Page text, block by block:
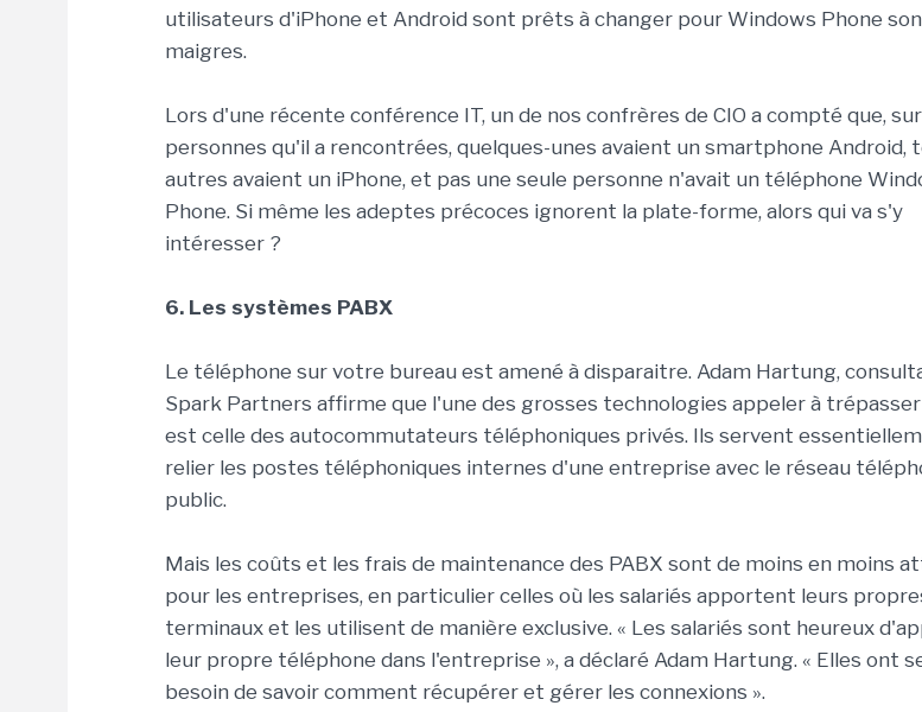
utilisateurs d'iPhone et Android sont prêts à changer pour Windows Phone
maigres.
Lors d'une récente conférence IT, un de nos confrères de CIO a compté que,
personnes qu'il a rencontrées, quelques-unes avaient un smartphone Android,
autres avaient un iPhone, et pas une seule personne n'avait un téléphone
Phone. Si même les adeptes précoces ignorent la plate-forme, alors qui va s'y
intéresser ?
6. Les systèmes PABX
Le téléphone sur votre bureau est amené à disparaitre. Adam Hartung,
Spark Partners affirme que l'une des grosses technologies appeler à trépasser
est celle des autocommutateurs téléphoniques privés. Ils servent
relier les postes téléphoniques internes d'une entreprise avec le réseau
public.
Mais les coûts et les frais de maintenance des PABX sont de moins en moins
pour les entreprises, en particulier celles où les salariés apportent leurs
terminaux et les utilisent de manière exclusive. « Les salariés sont heureux
leur propre téléphone dans l'entreprise », a déclaré Adam Hartung. « Elles ont
besoin de savoir comment récupérer et gérer les connexions ».